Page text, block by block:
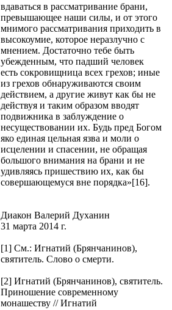
вдаваться в рассматривание брани,
превышающее наши силы, и от этого
мнимого рассматривания приходить в
высокоумие, которое неразлучно с
мнением. Достаточно тебе быть
убежденным, что падший человек
есть сокровищница всех грехов; иные
из грехов обнаруживаются своим
действием, а другие живут как бы не
действуя и таким образом вводят
подвижника в заблуждение о
несуществовании их. Будь пред Богом
яко единая цельная язва и моли о
исцелении и спасении, не обращая
большого внимания на брани и не
удивляясь пришествию их, как бы
совершающемуся вне порядка»[16].
Диакон Валерий Духанин
31 марта 2014 г.
[1] См.: Игнатий (Брянчанинов),
святитель. Слово о смерти.
[2] Игнатий (Брянчанинов), святитель.
Приношение современному
монашеству // Игнатий